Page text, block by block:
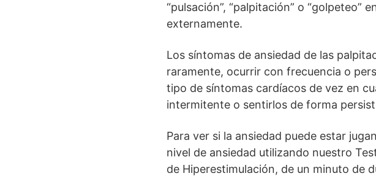
“pulsación”, “palpitación” o “golpeteo”
externamente.
Los síntomas de ansiedad de las
raramente, ocurrir con frecuencia o
tipo de síntomas cardíacos de vez en
intermitente o sentirlos de forma
Para ver si la ansiedad puede estar
nivel de ansiedad utilizando nuestro
de Hiperestimulación, de un minuto de